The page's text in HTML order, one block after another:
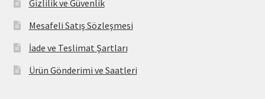
Gizlilik ve Güvenlik
Mesafeli Satış Sözleşmesi
İade ve Teslimat Şartları
Ürün Gönderimi ve Saatleri